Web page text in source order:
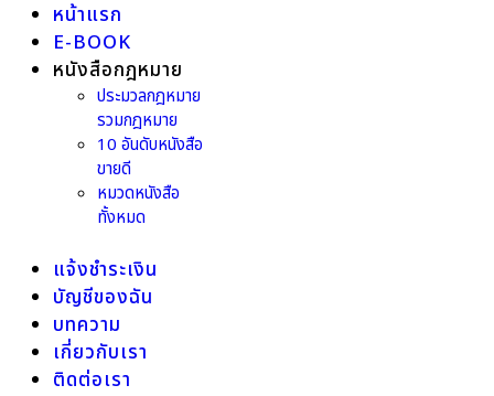
หน้าแรก
E-BOOK
หนังสือกฎหมาย
ประมวลกฎหมาย
รวมกฎหมาย
10 อันดับหนังสือ
ขายดี
หมวดหนังสือ
ทั้งหมด
แจ้งชำระเงิน
บัญชีของฉัน
บทความ
เกี่ยวกับเรา
ติดต่อเรา